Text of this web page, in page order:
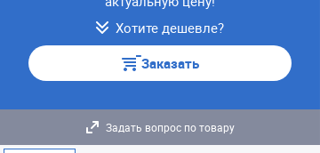
Хотите дешевле?
Заказать
Задать вопрос по товару